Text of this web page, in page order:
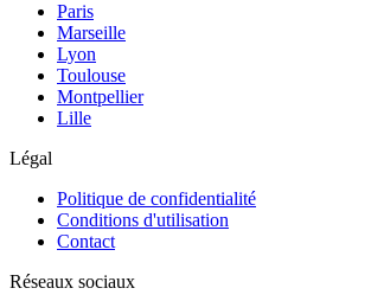
Paris
Marseille
Lyon
Toulouse
Montpellier
Lille
Légal
Politique de confidentialité
Conditions d'utilisation
Contact
Réseaux sociaux